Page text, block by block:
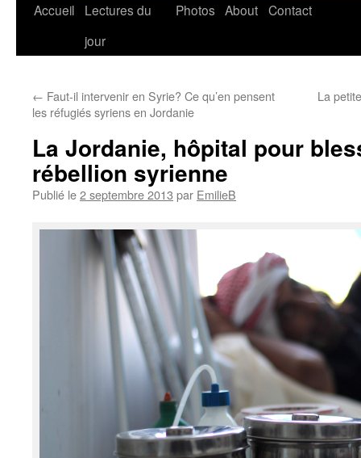
Accueil
Lectures du
jour
Photos About Contact
← Faut-il intervenir en Syrie? Ce qu’en pensent
les réfugiés syriens en Jordanie
La
La Jordanie, hôpital pour
rébellion syrienne
Publié le2 septembre 2013 par EmilieB